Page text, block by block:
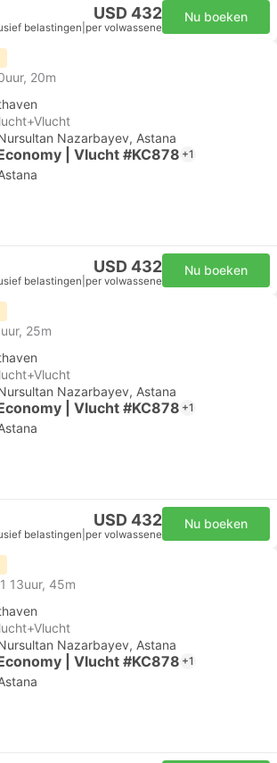
USD 432
belastingen per volwassene
Nu boeken
20m
Nazarbayev, Astana
| Vlucht #KC878 +1
USD 432
belastingen per volwassene
Nu boeken
25m
Nazarbayev, Astana
| Vlucht #KC878 +1
USD 432
belastingen per volwassene
Nu boeken
13uur, 45m
Nazarbayev, Astana
| Vlucht #KC878 +1